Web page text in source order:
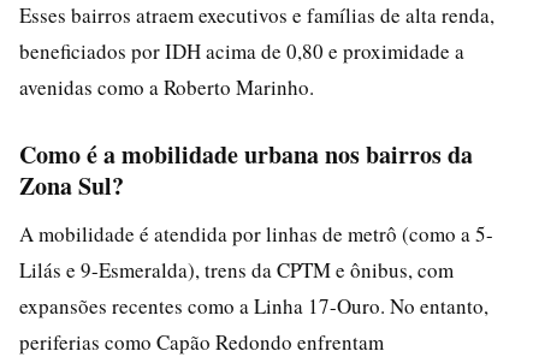
Esses bairros atraem executivos e famílias de alta renda,
beneficiados por IDH acima de 0,80 e proximidade a
avenidas como a Roberto Marinho.
Como é a mobilidade urbana nos bairros da
Zona Sul?
A mobilidade é atendida por linhas de metrô (como a 5-
Lilás e 9-Esmeralda), trens da CPTM e ônibus, com
expansões recentes como a Linha 17-Ouro. No entanto,
periferias como Capão Redondo enfrentam